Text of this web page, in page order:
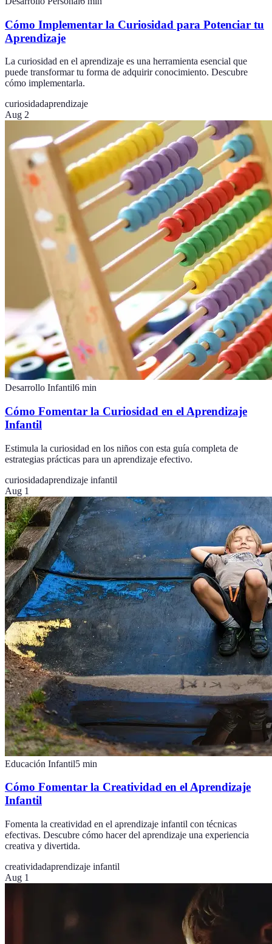
Cómo Implementar la Curiosidad para Potenciar tu
Aprendizaje
La curiosidad en el aprendizaje es una herramienta esencial que
puede transformar tu forma de adquirir conocimiento. Descubre
cómo implementarla.
curiosidadaprendizaje
Aug 2
Desarrollo Infantil6 min
Cómo Fomentar la Curiosidad en el Aprendizaje
Infantil
Estimula la curiosidad en los niños con esta guía completa de
estrategias prácticas para un aprendizaje efectivo.
curiosidadaprendizaje infantil
Aug 1
Educación Infantil5 min
Cómo Fomentar la Creatividad en el Aprendizaje
Infantil
Fomenta la creatividad en el aprendizaje infantil con técnicas
efectivas. Descubre cómo hacer del aprendizaje una experiencia
creativa y divertida.
creatividadaprendizaje infantil
Aug 1